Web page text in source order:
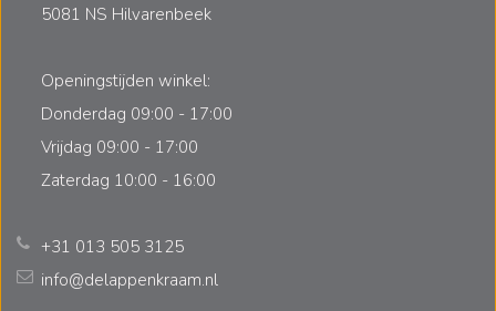
5081 NS Hilvarenbeek
Openingstijden winkel:
Donderdag 09:00 - 17:00
Vrijdag 09:00 - 17:00
Zaterdag 10:00 - 16:00
+31 013 505 3125
info@delappenkraam.nl